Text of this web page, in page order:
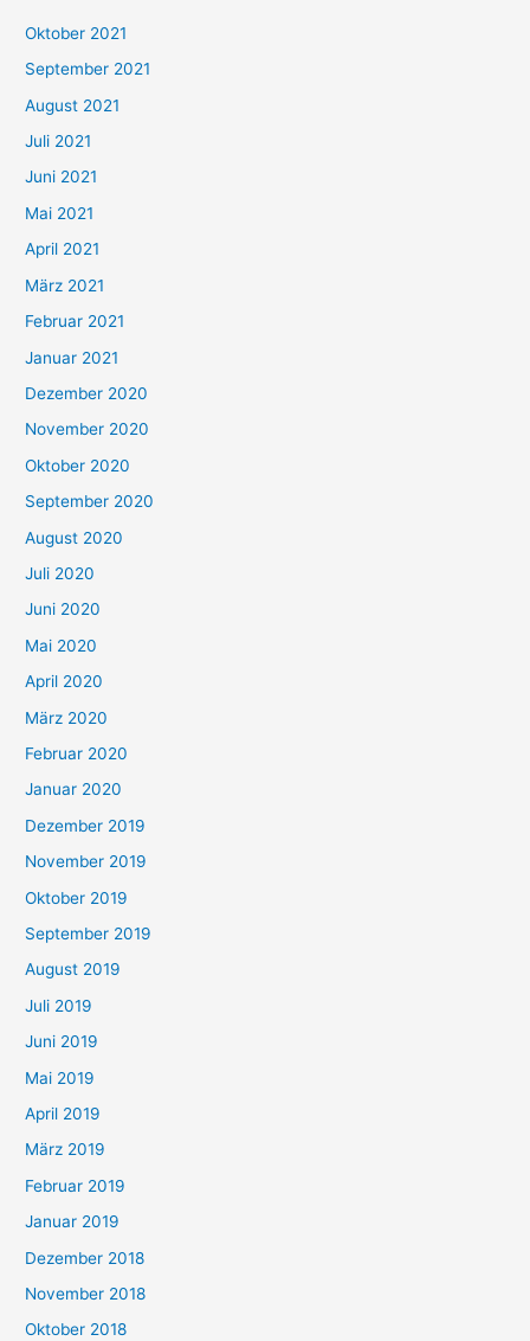
n
n
a
c
h
:
Oktober 2021
September 2021
August 2021
Juli 2021
Juni 2021
Mai 2021
April 2021
März 2021
Februar 2021
Januar 2021
Dezember 2020
November 2020
Oktober 2020
September 2020
August 2020
Juli 2020
Juni 2020
Mai 2020
April 2020
März 2020
Februar 2020
Januar 2020
Dezember 2019
November 2019
Oktober 2019
September 2019
August 2019
Juli 2019
Juni 2019
Mai 2019
April 2019
März 2019
Februar 2019
Januar 2019
Dezember 2018
November 2018
Oktober 2018